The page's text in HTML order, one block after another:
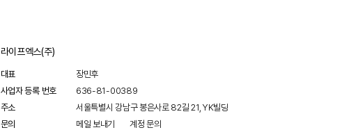
라이프엑스(주)
대표
장민후
사업자 등록 번호
636-81-00389
주소
서울특별시 강남구 봉은사로 82길 21, YK빌딩
문의
메일 보내기 계정 문의